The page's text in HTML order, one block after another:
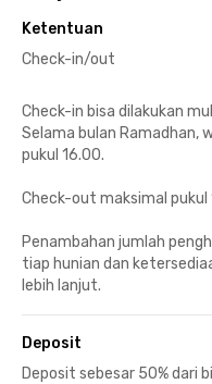
Ketentuan
Check-in/out
Check-in bisa dilakukan
Selama bulan Ramadhan,
pukul 16.00.
Check-out maksimal pukul
Penambahan jumlah
tiap hunian dan
lebih lanjut.
Deposit
Deposit sebesar 50% dari